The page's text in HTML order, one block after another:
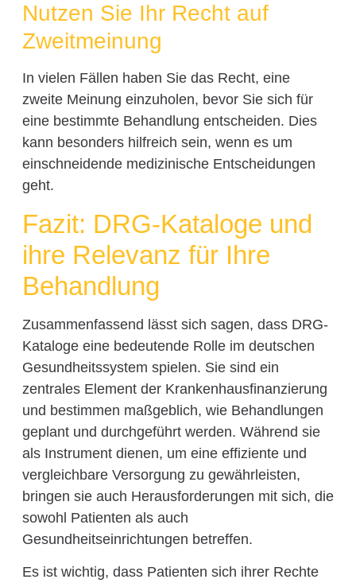
Nutzen Sie Ihr Recht auf
Zweitmeinung
In vielen Fällen haben Sie das Recht, eine
zweite Meinung einzuholen, bevor Sie sich für
eine bestimmte Behandlung entscheiden. Dies
kann besonders hilfreich sein, wenn es um
einschneidende medizinische Entscheidungen
geht.
Fazit: DRG-Kataloge und
ihre Relevanz für Ihre
Behandlung
Zusammenfassend lässt sich sagen, dass DRG-
Kataloge eine bedeutende Rolle im deutschen
Gesundheitssystem spielen. Sie sind ein
zentrales Element der Krankenhausfinanzierung
und bestimmen maßgeblich, wie Behandlungen
geplant und durchgeführt werden. Während sie
als Instrument dienen, um eine effiziente und
vergleichbare Versorgung zu gewährleisten,
bringen sie auch Herausforderungen mit sich, die
sowohl Patienten als auch
Gesundheitseinrichtungen betreffen.
Es ist wichtig, dass Patienten sich ihrer Rechte